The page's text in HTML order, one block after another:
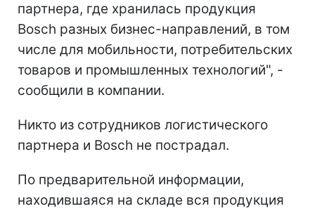
партнера, где хранилась продукция
Bosch разных бизнес-направлений, в том
числе для мобильности, потребительских
товаров и промышленных технологий", -
сообщили в компании.
Никто из сотрудников логистического
партнера и Bosch не пострадал.
По предварительной информации,
находившаяся на складе вся продукция